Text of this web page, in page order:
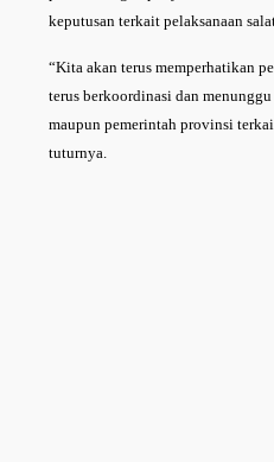
keputusan terkait pelaksanaan
“Kita akan terus memperhatikan
terus berkoordinasi dan
maupun pemerintah provinsi
tuturnya.